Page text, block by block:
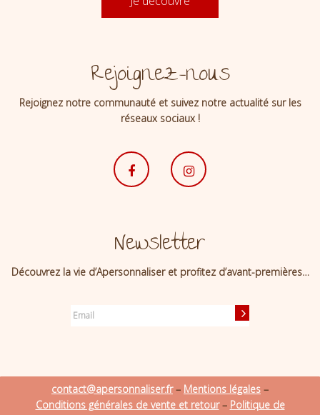
Rejoignez-nous
Rejoignez notre communauté et suivez notre actualité sur les
réseaux sociaux !
Newsletter
Découvrez la vie d’Apersonnaliser et profitez d’avant-premières…
contact@apersonnaliser.fr– Mentions légales –
Conditions générales de vente et retour– Politique de